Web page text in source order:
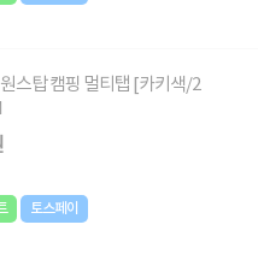
스탑 캠핑 멀티탭 [카키색/2
토스페이